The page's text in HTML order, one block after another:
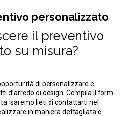
personalizzato
il preventivo
su misura?
di personalizzare e
d’arredo di design. Compila il form
saremo lieti di contattarti nel
in maniera dettagliata e